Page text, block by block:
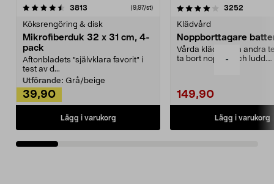
-
3813 (9,97/st)
Köksrengöring & disk
Mikrofiberduk 32 x 31 cm, 4-
pack
Aftonbladets "självklara favorit” i
test av d...
Utförande: Grå/beige
39,90
Lägg i varukorg
4.0av 5 stjärnor 3252
Klädvård
Noppborttagare
Vårda kläder och andra
ta bort noppor och ludd.
149,90
Lägg i varukorg
4.5av 5 stjärnor